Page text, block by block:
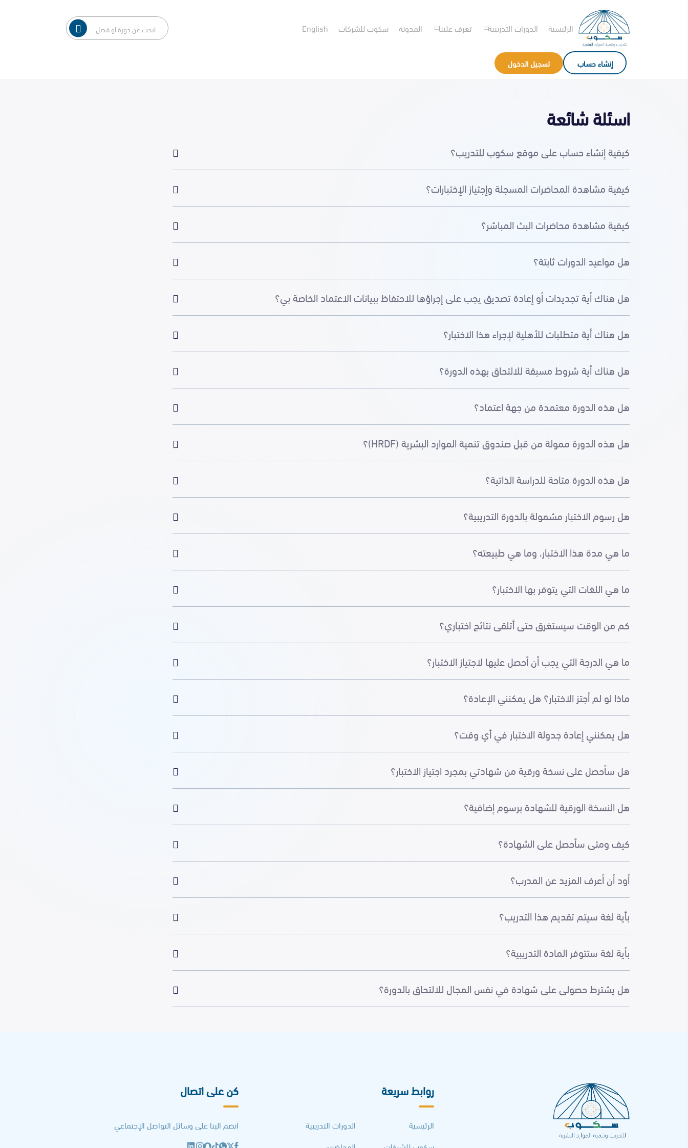
الرئيسية الدورات التدريبية تعرف علينا المدونة سكوب للشركات English
إنشاء حساب تسجيل الدخول
اسئلة شائعة
كيفية إنشاء حساب على موقع سكوب للتدريب؟
كيفية مشاهدة المحاضرات المسجلة وإجتياز الإختبارات؟
كيفية مشاهدة محاضرات البث المباشر؟
هل مواعيد الدورات ثابتة؟
هل هناك أية تجديدات أو إعادة تصديق يجب على إجراؤها للاحتفاظ ببيانات الاعتماد الخاصة بي؟
هل هناك أية متطلبات للأهلية لإجراء هذا الاختبار؟
هل هناك أية شروط مسبقة للالتحاق بهذه الدورة؟
هل هذه الدورة معتمدة من جهة اعتماد؟
هل هذه الدورة ممولة من قبل صندوق تنمية الموارد البشرية (HRDF)؟
هل هذه الدورة متاحة للدراسة الذاتية؟
هل رسوم الاختبار مشمولة بالدورة التدريبية؟
ما هي مدة هذا الاختبار، وما هي طبيعته؟
ما هي اللغات التي يتوفر بها الاختبار؟
كم من الوقت سيستغرق حتى أتلقى نتائج اختباري؟
ما هي الدرجة التي يجب أن أحصل عليها لاجتياز الاختبار؟
ماذا لو لم أجتز الاختبار؟ هل يمكنني الإعادة؟
هل يمكنني إعادة جدولة الاختبار في أي وقت؟
هل سأحصل على نسخة ورقية من شهادتي بمجرد اجتياز الاختبار؟
هل النسخة الورقية للشهادة برسوم إضافية؟
كيف ومتى سأحصل على الشهادة؟
أود أن أعرف المزيد عن المدرب؟
بأية لغة سيتم تقديم هذا التدريب؟
بأية لغة ستتوفر المادة التدريبية؟
هل يشترط حصولى على شهادة في نفس المجال للالتحاق بالدورة؟
روابط سريعة
الرئيسية
الدورات التدريبية
كن على اتصال
انضم الينا على وسائل التواصل الإجتماعي